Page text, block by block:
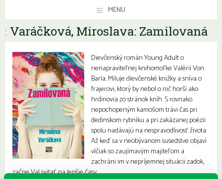
MENU
: Varáčková, Miroslava: Zamilovaná
Dievčenský román Young Adult o
nenapraviteľnej knihomoľke Valérii Von
Barla. Miluje dievčenské knižky a sníva o
frajerovi, ktorý by nebol o nič horší ako
hrdinovia zo stránok kníh. S rovnako
nepochopeným kamošom trávi čas pri
dedinskom rybníku a pri zakázanej poézii
spolu nadávajú na nespravodlivosť života.
Až keď sa v neobývanom susedstve objaví
vlčiak so zaujímavým majiteľom a
zachráni im v nepríjemnej situácii zadok,
začne Val svitať na lepšie časy.